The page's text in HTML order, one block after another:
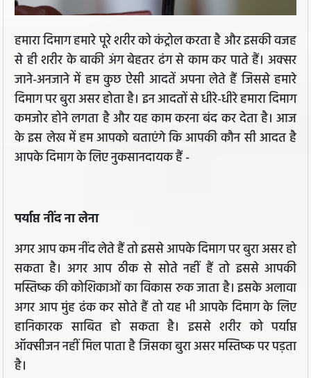
हमारा दिमाग हमारे पूरे शरीर को कंट्रोल करता है और इसकी वजह
से ही शरीर के बाकी अंग बेहतर ढंग से काम कर पाते हैं। अक्सर
जाने-अनजाने में हम कुछ ऐसी आदतें अपना लेते हैं जिससे हमारे
दिमाग पर बुरा असर होता है। इन आदतों से धीरे-धीरे हमारा दिमाग
कमजोर होने लगता है और यह काम करना बंद कर देता है। आज
के इस लेख में हम आपको बताएंगे कि आपकी कौन सी आदत है
आपके दिमाग के लिए नुकसानदायक हैं -
पर्याप्त नींद ना लेना
अगर आप कम नींद लेते हैं तो इससे आपके दिमाग पर बुरा असर हो
सकता है। अगर आप ठीक से सोते नहीं हैं तो इससे आपकी
मस्तिष्क की कोशिकाओं का विकास रुक जाता है। इसके अलावा
अगर आप मुंह ढंक कर सोते हैं तो यह भी आपके दिमाग के लिए
हानिकारक साबित हो सकता है। इससे शरीर को पर्याप्त
ऑक्सीजन नहीं मिल पाता है जिसका बुरा असर मस्तिष्क पर पड़ता
है।